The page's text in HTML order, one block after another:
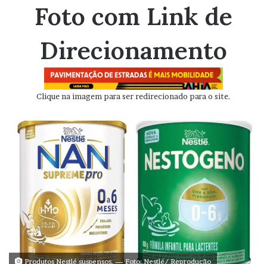
mail
Foto com Link de
Direcionamento
Clique na imagem para ser redirecionado para o site.
Produtos Nestlé suspensos. — Foto: Nestlé/ Reprodução